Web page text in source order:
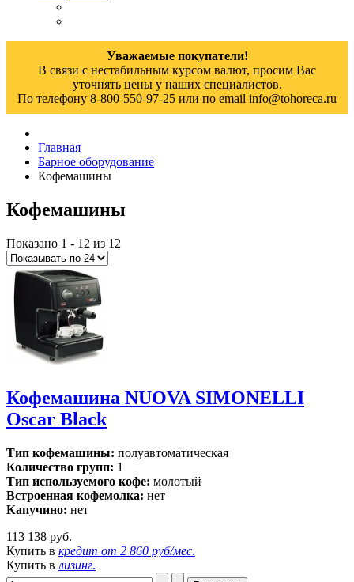
Уважаемые покупатели!
В связи с нестабильным курсом валют, просим Вас
уточнять цены у наших специалистов.
По телефону 8-800-550-97-25 или по email info@tohoreca.ru
Главная
Барное оборудование
Кофемашины
Кофемашины
Показано 1 - 12 из 12
Кофемашина NUOVA SIMONELLI
Oscar Black
Тип кофемашины: полуавтоматическая
Количество групп: 1
Тип используемого кофе: молотый
Встроенная кофемолка: нет
Капучино: нет
113 138 руб.
Купить в кредит от 2 860 руб/мес.
Купить в лизинг.